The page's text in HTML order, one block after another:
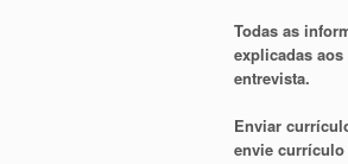
Todas as
explicadas
entrevista.
Enviar
envie currículo